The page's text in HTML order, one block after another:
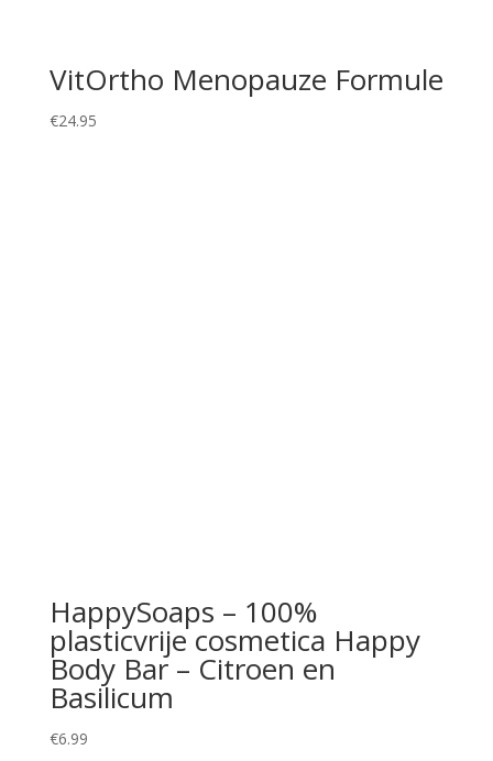
VitOrtho Menopauze Formule
€24.95
HappySoaps – 100%
plasticvrije cosmetica Happy
Body Bar – Citroen en
Basilicum
€6.99